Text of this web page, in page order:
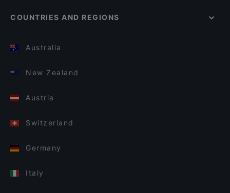
COUNTRIES AND REGIONS
Australia
New Zealand
Austria
Switzerland
Germany
Italy